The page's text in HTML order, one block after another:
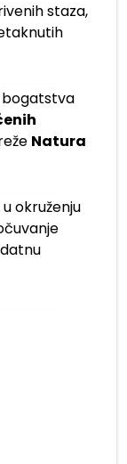
staza,
bogatstva
Natura
okruženju